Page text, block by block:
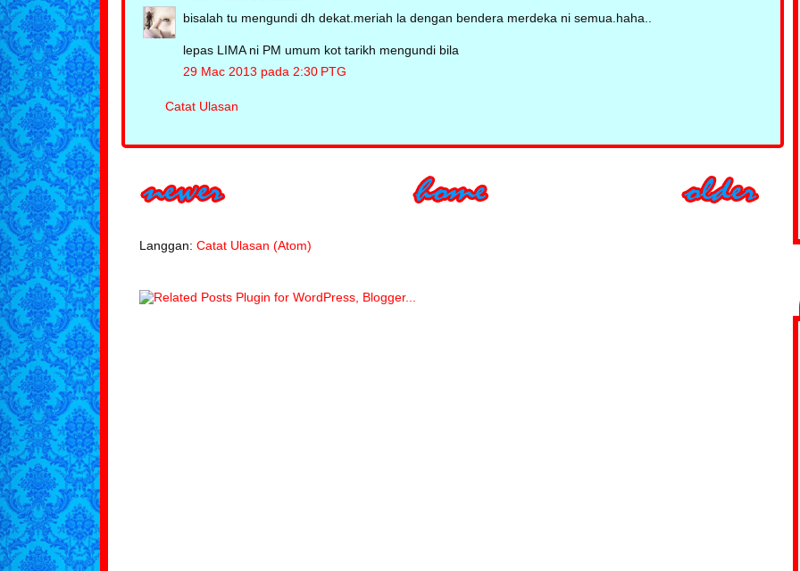
bisalah tu mengundi dh dekat.meriah la dengan bendera merdeka ni semua.haha..
lepas LIMA ni PM umum kot tarikh mengundi bila
29 Mac 2013 pada 2:30 PTG
Catat Ulasan
Langgan: Catat Ulasan (Atom)